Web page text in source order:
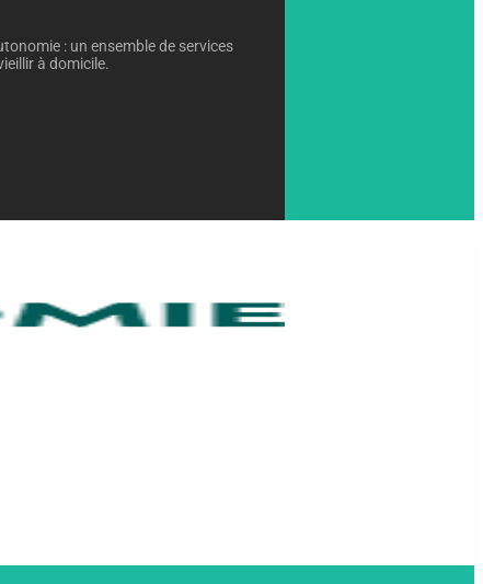
: un ensemble de services
à domicile.